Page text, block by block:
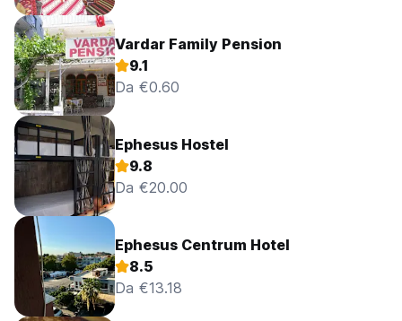
Vardar Family Pension
9.1
Da €0.60
Ephesus Hostel
9.8
Da €20.00
Ephesus Centrum Hotel
8.5
Da €13.18